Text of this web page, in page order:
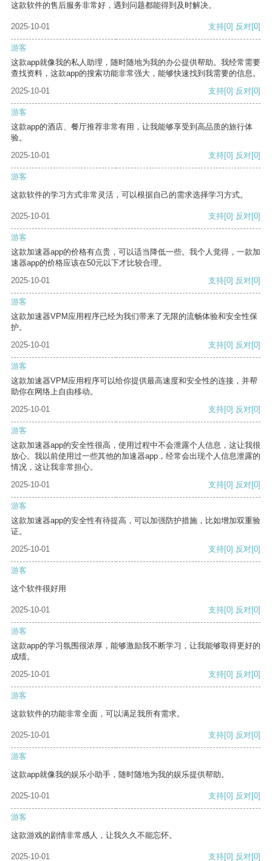
这款软件的售后服务非常好，遇到问题都能得到及时解决。
2025-10-01 支持[0] 反对[0]
游客
这款app就像我的私人助理，随时随地为我的办公提供帮助。我经常需要
查找资料，这款app的搜索功能非常强大，能够快速找到我需要的信息。
2025-10-01
支持[0] 反对[0]
游客
这款app的酒店、餐厅推荐非常有用，让我能够享受到高品质的旅行体
验。
2025-10-01
支持[0] 反对[0]
游客
这款软件的学习方式非常灵活，可以根据自己的需求选择学习方式。
2025-10-01 支持[0] 反对[0]
游客
这款加速器app的价格有点贵，可以适当降低一些。我个人觉得，一款加
速器app的价格应该在50元以下才比较合理。
2025-10-01
支持[0] 反对[0]
游客
这款加速器VPM应用程序已经为我们带来了无限的流畅体验和安全性保
护。
2025-10-01
支持[0] 反对[0]
游客
这款加速器VPM应用程序可以给你提供最高速度和安全性的连接，并帮
助你在网络上自由移动。
2025-10-01
支持[0] 反对[0]
游客
这款加速器app的安全性很高，使用过程中不会泄露个人信息，这让我很
放心。我以前使用过一些其他的加速器app，经常会出现个人信息泄露的
情况，这让我非常担心。
2025-10-01
支持[0] 反对[0]
游客
这款加速器app的安全性有待提高，可以加强防护措施，比如增加双重验
证。
2025-10-01
支持[0] 反对[0]
游客
这个软件很好用
2025-10-01 支持[0] 反对[0]
游客
这款app的学习氛围很浓厚，能够激励我不断学习，让我能够取得更好的
成绩。
2025-10-01
支持[0] 反对[0]
游客
这款软件的功能非常全面，可以满足我所有需求。
2025-10-01 支持[0] 反对[0]
游客
这款app就像我的娱乐小助手，随时随地为我的娱乐提供帮助。
2025-10-01 支持[0] 反对[0]
游客
这款游戏的剧情非常感人，让我久久不能忘怀。
2025-10-01 支持[0] 反对[0]